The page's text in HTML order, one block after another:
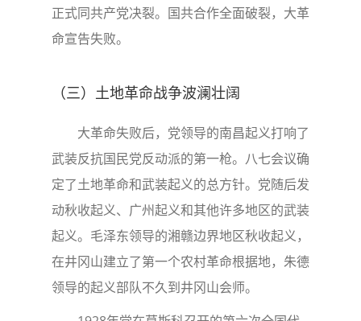
正式同共产党决裂。国共合作全面破裂，大革
命宣告失败。
（三）土地革命战争波澜壮阔
大革命失败后，党领导的南昌起义打响了
武装反抗国民党反动派的第一枪。八七会议确
定了土地革命和武装起义的总方针。党随后发
动秋收起义、广州起义和其他许多地区的武装
起义。毛泽东领导的湘赣边界地区秋收起义，
在井冈山建立了第一个农村革命根据地，朱德
领导的起义部队不久到井冈山会师。